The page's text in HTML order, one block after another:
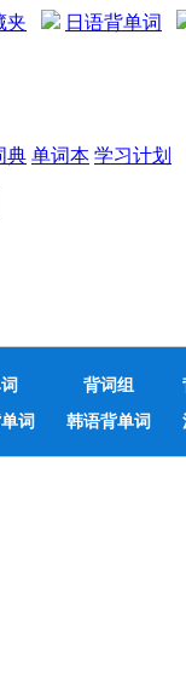
夹 日语背单词
典 单词本 学习计划
背词组
词 韩语背单词